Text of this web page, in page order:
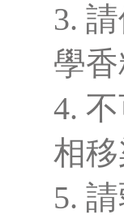
3.
學香
4.
相移
5.